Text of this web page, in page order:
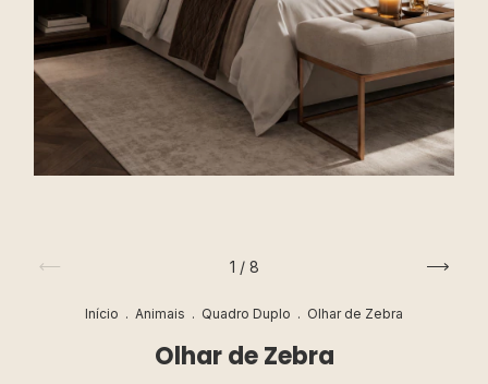
1 / 8
Início . Animais . Quadro Duplo . Olhar de Zebra
Olhar de Zebra